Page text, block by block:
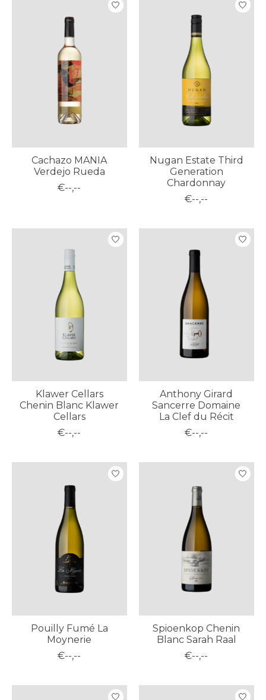
Cachazo MANIA
Verdejo Rueda
€--,--
Nugan Estate Third
Generation
Chardonnay
€--,--
Klawer Cellars
Chenin Blanc Klawer
Cellars
€--,--
Anthony Girard
Sancerre Domaine
La Clef du Récit
€--,--
Pouilly Fumé La
Moynerie
€--,--
Spioenkop Chenin
Blanc Sarah Raal
€--,--